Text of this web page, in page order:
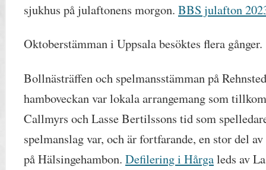
sjukhus på julaftonens morgon. BBS julafton
Oktoberstämman i Uppsala besöktes flera gånger.
Bollnästräffen och spelmansstämman på
hamboveckan var lokala arrangemang som
Callmyrs och Lasse Bertilssons tid som
spelmanslag var, och är fortfarande, en stor del
på Hälsingehambon. Defilering i Hårgaleds av